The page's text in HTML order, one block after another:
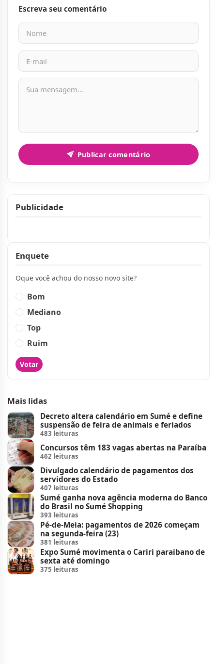
Escreva seu comentário
Nome
E-mail
Mensagem
Publicar comentário
Publicidade
Enquete
Oque você achou do nosso novo site?
Bom
Mediano
Top
Ruim
Votar
Mais lidas
Decreto altera calendário em Sumé e define
suspensão de feira de animais e feriados
483 leituras
Concursos têm 183 vagas abertas na Paraíba
462 leituras
Divulgado calendário de pagamentos dos
servidores do Estado
407 leituras
Sumé ganha nova agência moderna do Banco
do Brasil no Sumé Shopping
393 leituras
Pé-de-Meia: pagamentos de 2026 começam
na segunda-feira (23)
381 leituras
Expo Sumé movimenta o Cariri paraibano de
sexta até domingo
375 leituras